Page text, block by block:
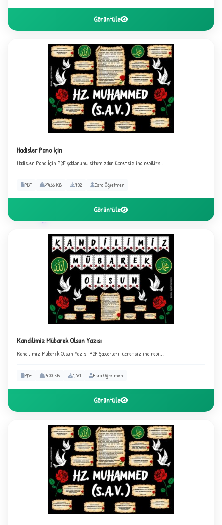
3
✦
Görüntüle
Hadisler Pano İçin
Hadisler Pano İçin PDF şablonunu sitemizden ücretsiz indirebilirs...
PDF 494.66 KB 702 Esra Öğretmen
Görüntüle
Kandilimiz Mübarek Olsun Yazısı
Kandilimiz Mübarek Olsun Yazısı PDF Şablonları ücretsiz indirebi...
PDF 44.00 KB 1,161 Esra Öğretmen
Görüntüle